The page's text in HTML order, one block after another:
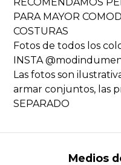
PARA MAYOR
COSTURAS
Fotos de todos los
INSTA
Las fotos son
armar conjuntos, las
SEPARADO
Medios